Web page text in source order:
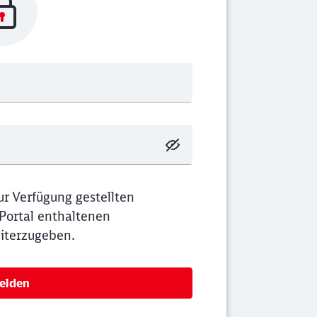
Verfügung gestellten
enthaltenen